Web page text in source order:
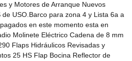
y Motores de Arranque Nuevos
USO.Barco para zona 4 y Lista 6a a
en este momento esta en
Molinete Eléctrico Cadena de 8 mm
Flaps Hidráulicos Revisadas y
25 HS Flap Bocina Reflector de